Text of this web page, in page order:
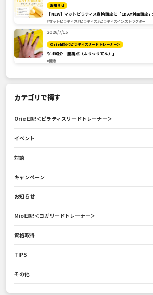
お知らせ
【NEW】マットピラティス資格講座に「1DAY対面講座」
#マットピラティス#ピラティス#ピラティスインストラクター
2026/7/15
Orie日記＜ピラティスリードトレーナー＞
ツボ紹介「腰痛点（ようつうてん）」
#健康
カテゴリで探す
Orie日記＜ピラティスリードトレーナー＞
イベント
対談
キャンペーン
お知らせ
Mio日記＜ヨガリードトレーナー＞
資格取得
TIPS
その他